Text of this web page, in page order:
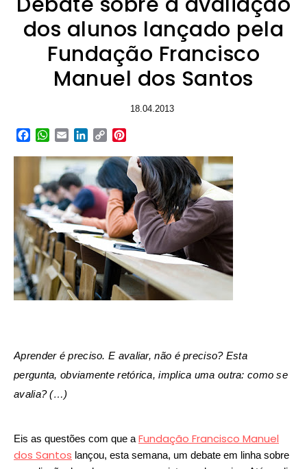
dos alunos lançado pela
Fundação Francisco
Manuel dos Santos
18.04.2013
Facebook
WhatsApp
EmailLinkedIn
Copy
Aprender é preciso. E avaliar, não é preciso? Esta
pergunta, obviamente retórica, implica uma outra: como se
avalia? (…)
Eis as questões com que a Fundação Francisco Manuel
dos Santos lançou, esta semana, um debate em linha sobre